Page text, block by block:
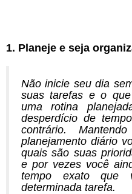
1. Planeje e seja
Não inicie seu dia
suas tarefas e o
uma rotina
desperdício de
contrário.
planejamento diário
quais são suas
e por vezes você
tempo exato que
determinada tarefa.